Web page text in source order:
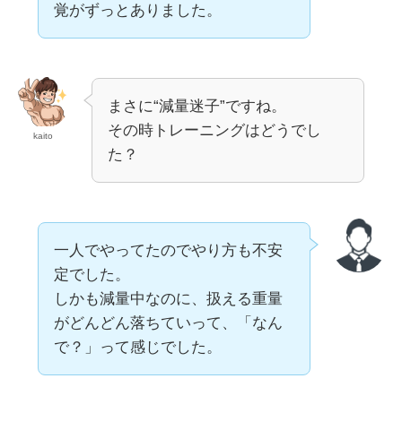
覚がずっとありました。
kaito
まさに“減量迷子”ですね。
その時トレーニングはどうでし
た？
一人でやってたのでやり方も不安
定でした。
しかも減量中なのに、扱える重量
がどんどん落ちていって、「なん
で？」って感じでした。